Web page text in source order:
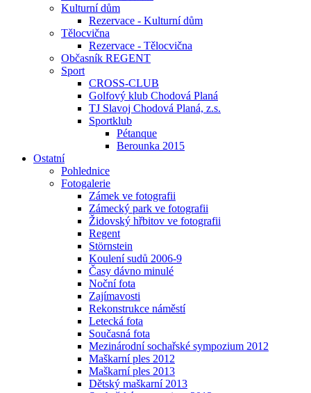
Kulturní dům
Rezervace - Kulturní dům
Tělocvična
Rezervace - Tělocvična
Občasník REGENT
Sport
CROSS-CLUB
Golfový klub Chodová Planá
TJ Slavoj Chodová Planá, z.s.
Sportklub
Pétanque
Berounka 2015
Ostatní
Pohlednice
Fotogalerie
Zámek ve fotografii
Zámecký park ve fotografii
Židovský hřbitov ve fotografii
Regent
Störnstein
Koulení sudů 2006-9
Časy dávno minulé
Noční fota
Zajímavosti
Rekonstrukce náměstí
Letecká fota
Současná fota
Mezinárodní sochařské sympozium 2012
Maškarní ples 2012
Maškarní ples 2013
Dětský maškarní 2013